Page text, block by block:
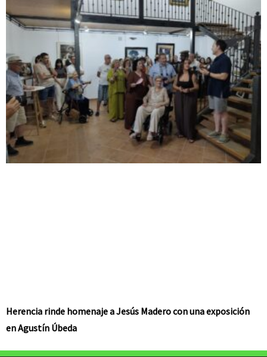
Herencia rinde homenaje a Jesús Madero con una exposición
en Agustín Úbeda